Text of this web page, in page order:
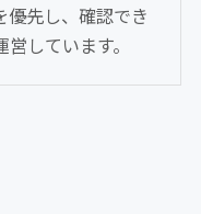
優先し、確認でき
しています。